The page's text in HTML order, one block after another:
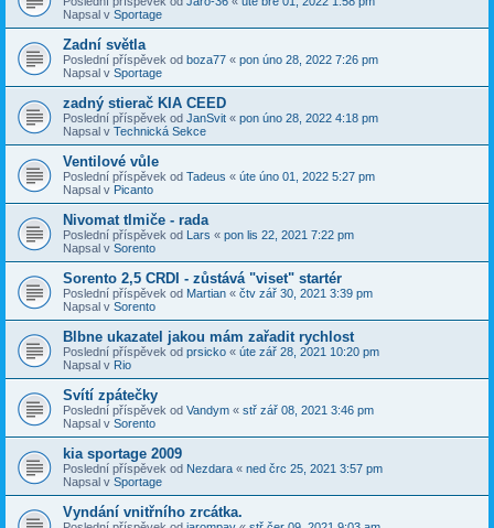
Napsal v Sportage
Zadní světla
Poslední příspěvek od boza77 « pon úno 28, 2022 7:26 pm
Napsal v Sportage
zadný stierač KIA CEED
Poslední příspěvek od JanSvit « pon úno 28, 2022 4:18 pm
Napsal v Technická Sekce
Ventilové vůle
Poslední příspěvek od Tadeus « úte úno 01, 2022 5:27 pm
Napsal v Picanto
Nivomat tlmiče - rada
Poslední příspěvek od Lars « pon lis 22, 2021 7:22 pm
Napsal v Sorento
Sorento 2,5 CRDI - zůstává "viset" startér
Poslední příspěvek od Martian « čtv zář 30, 2021 3:39 pm
Napsal v Sorento
Blbne ukazatel jakou mám zařadit rychlost
Poslední příspěvek od prsicko « úte zář 28, 2021 10:20 pm
Napsal v Rio
Svítí zpátečky
Poslední příspěvek od Vandym « stř zář 08, 2021 3:46 pm
Napsal v Sorento
kia sportage 2009
Poslední příspěvek od Nezdara « ned črc 25, 2021 3:57 pm
Napsal v Sportage
Vyndání vnitřního zrcátka.